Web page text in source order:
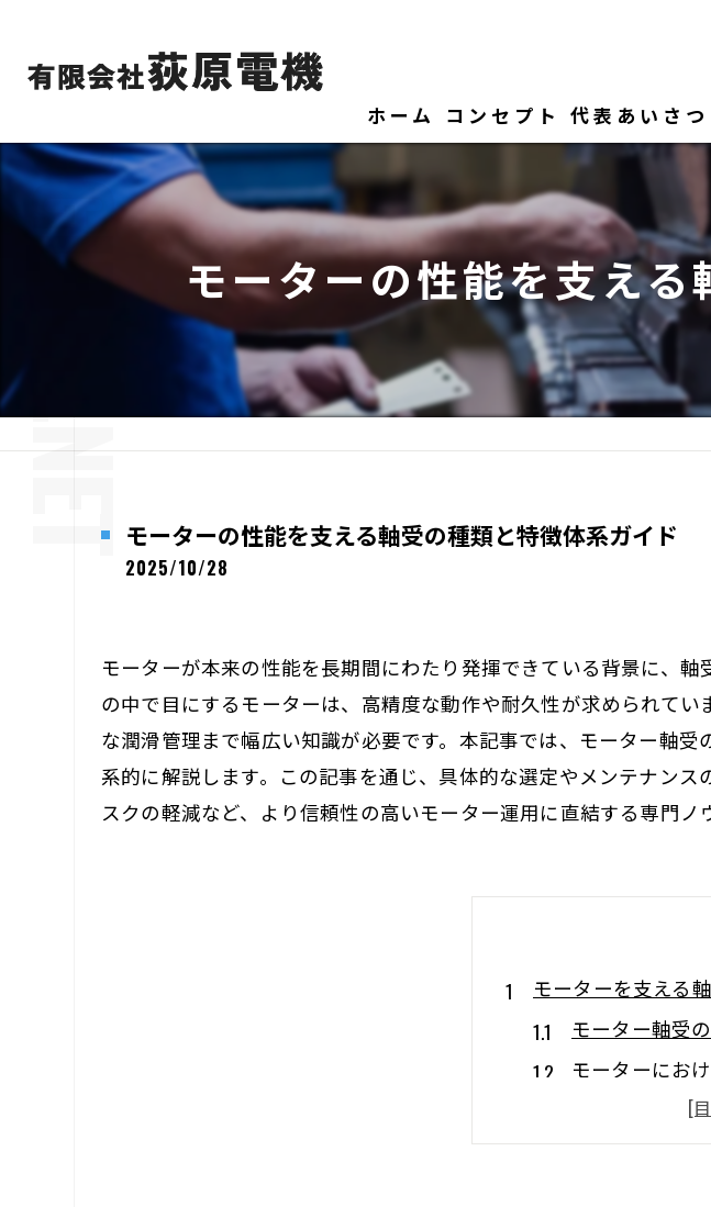
ホーム コンセプト 代表あいさつ
モーターの性能を支え
モーターの性能を支える軸受の種類と特徴体系ガイド
2025/10/28
モーターが本来の性能を長期間にわたり発揮できている背景に、
の中で目にするモーターは、高精度な動作や耐久性が求められて
な潤滑管理まで幅広い知識が必要です。本記事では、モーター軸
系的に解説します。この記事を通じ、具体的な選定やメンテナン
スクの軽減など、より信頼性の高いモーター運用に直結する専門ノ
モーターを支える
モーター軸受
モーターにお
モーター軸受
軸受とベアリ